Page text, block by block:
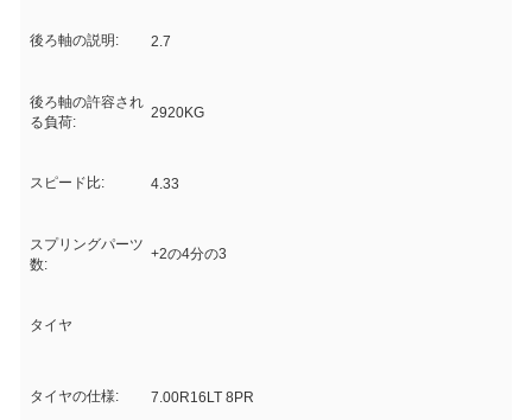
後ろ軸の説明: 2.7
後ろ軸の許容され
る負荷:
2920KG
スピード比: 4.33
スプリングパーツ
数:
+2の4分の3
タイヤ
タイヤの仕様: 7.00R16LT 8PR